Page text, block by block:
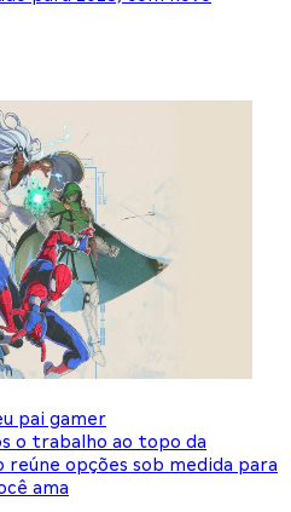
pai gamer
o trabalho ao topo da
opções sob medida para
ama